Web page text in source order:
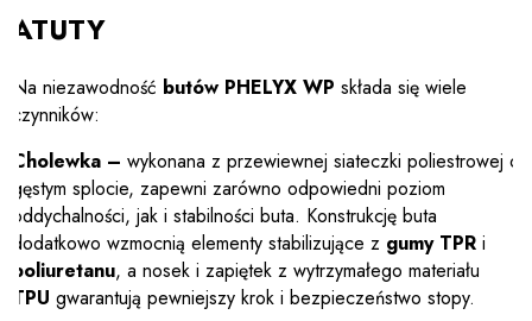
ATUTY
Na niezawodność butów PHELYX WP składa się wiele
czynników:
Cholewka – wykonana z przewiewnej siateczki poliestrowej o
gęstym splocie, zapewni zarówno odpowiedni poziom
oddychalności, jak i stabilności buta. Konstrukcję buta
dodatkowo wzmocnią elementy stabilizujące z gumy TPR i
poliuretanu, a nosek i zapiętek z wytrzymałego materiału
TPU gwarantują pewniejszy krok i bezpieczeństwo stopy.